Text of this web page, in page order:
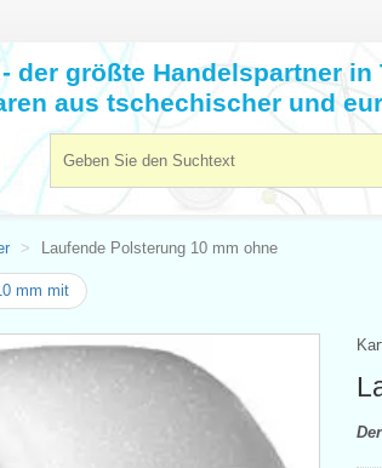
- der größte Handelspartner
aus tschechischer und
Laufende Polsterung 10 mm ohne
mm mit